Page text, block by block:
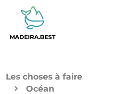
MADEIRA.BEST
Les choses à faire
Océan